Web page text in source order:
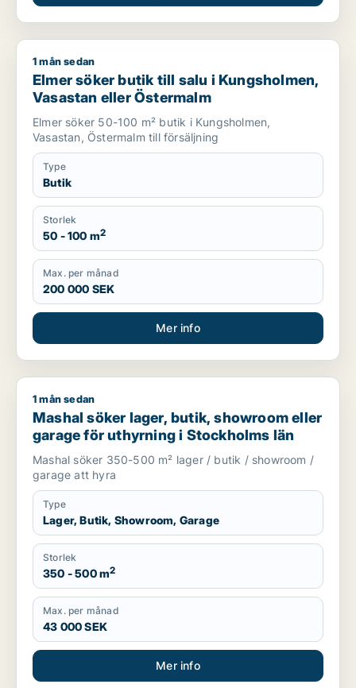
Elmer söker butik till salu i Kungsholmen, Vasastan eller
1 mån sedan
Elmer söker butik till salu i Kungsholmen,
Vasastan eller Östermalm
Elmer söker 50-100 m² butik i Kungsholmen,
Vasastan, Östermalm till försäljning
Type
Butik
Storlek
50 - 100 m2
Max. per månad
200 000 SEK
Mer info
Mashal söker lager, butik, showroom eller garage för
1 mån sedan
Mashal söker lager, butik, showroom eller
garage för uthyrning i Stockholms län
Mashal söker 350-500 m² lager / butik / showroom /
garage att hyra
Type
Lager, Butik, Showroom, Garage
Storlek
350 - 500 m2
Max. per månad
43 000 SEK
Mer info